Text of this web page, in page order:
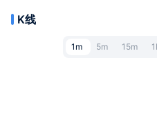
K线
1m 5m 15m